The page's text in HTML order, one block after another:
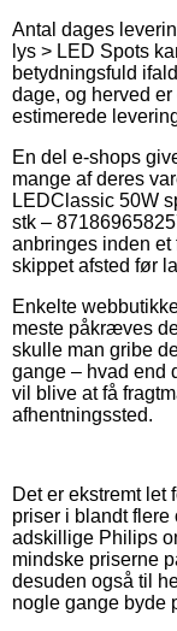
Antal dages
lys > LED Spots
betydningsfuld
dage, og herved
estimerede
En del e-shops
mange af deres
LEDClassic 50W
stk –
anbringes inden et
skippet afsted før
Enkelte
meste påkræves
skulle man gribe
gange – hvad end
vil blive at få
afhentningssted.
Det er ekstremt let
priser i blandt
adskillige Philips
mindske priserne
desuden også til
nogle gange byde